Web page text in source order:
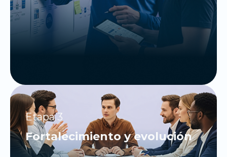
Etapa 3
Fortalecimiento y evolución